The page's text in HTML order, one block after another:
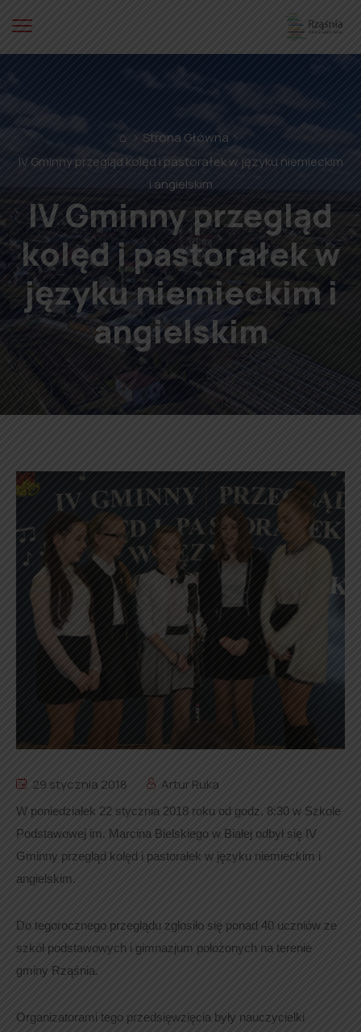
⌂
Strona Główna
IV Gminny przegląd kolęd i pastorałek w języku niemieckim
i angielskim
IV Gminny przegląd
kolęd i pastorałek w
języku niemieckim i
angielskim
29 stycznia 2018 Artur Ruka
W poniedziałek 22 stycznia 2018 roku od godz. 8:30 w Szkole
Podstawowej im. Marcina Bielskiego w Białej odbył się IV
Gminny przegląd kolęd i pastorałek w języku niemieckim i
angielskim.
Do tegorocznego przeglądu zgłosiło się ponad 40 uczniów ze
szkół podstawowych i gimnazjum położonych na terenie
gminy Rząśnia.
Organizatorami tego przedsięwzięcia były nauczycielki